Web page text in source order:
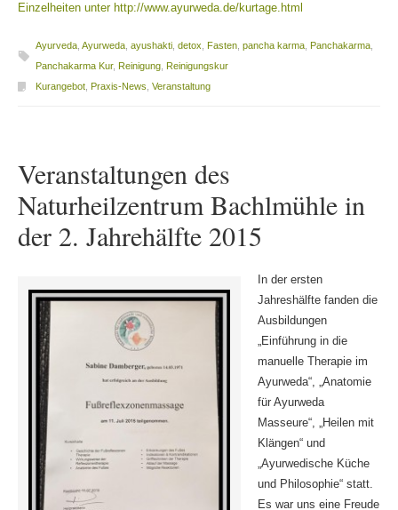
Einzelheiten unter http://www.ayurweda.de/kurtage.html
Ayurveda, Ayurweda, ayushakti, detox Fasten, pancha karma, Panchakarma,
Panchakarma Kur, Reinigung, Reinigungskur
Kurangebot, Praxis-News Veranstaltung
Veranstaltungen des
Naturheilzentrum Bachlmühle in
der 2. Jahrehälfte 2015
In der ersten
Jahreshälfte fanden die
Ausbildungen
„Einführung in die
manuelle Therapie im
Ayurweda“, „Anatomie
für Ayurweda
Masseure“, „Heilen mit
Klängen“ und
„Ayurwedische Küche
und Philosophie“ statt.
Es war uns eine Freude